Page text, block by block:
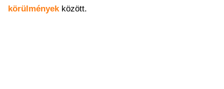
körülményekközött.